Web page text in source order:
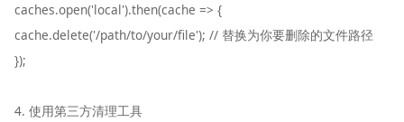
caches.open('local').then(cache => {
cache.delete('/path/to/your/file'); // 替换为你要删除的文件路径
});
4. 使用第三方清理工具